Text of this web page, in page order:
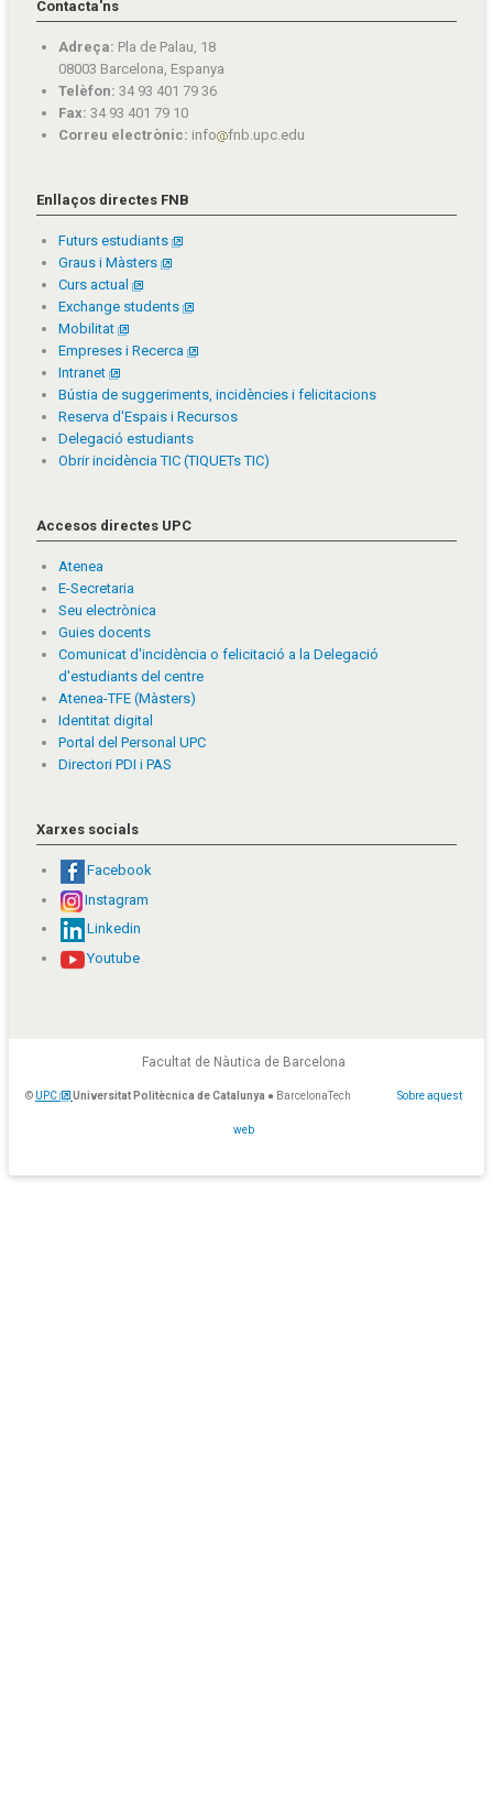
Contacta'ns
Adreça: Pla de Palau, 18
08003 Barcelona, Espanya
Telèfon: 34 93 401 79 36
Fax: 34 93 401 79 10
Correu electrònic: info fnb.upc.edu
Enllaços directes FNB
Futurs estudiants
Graus i Màsters
Curs actual
Exchange students
Mobilitat
Empreses i Recerca
Intranet
Bústia de suggeriments, incidències i felicitacions
Reserva d'Espais i Recursos
Delegació estudiants
Obrir incidència TIC (TIQUETs TIC)
Accesos directes UPC
Atenea
E-Secretaria
Seu electrònica
Guies docents
Comunicat d'incidència o felicitació a la Delegació
d'estudiants del centre
Atenea-TFE (Màsters)
Identitat digital
Portal del Personal UPC
Directori PDI i PAS
Xarxes socials
Facebook
Instagram
Linkedin
Youtube
Facultat de Nàutica de Barcelona
© UPC Universitat Politècnica de Catalunya ● BarcelonaTech Sobre aquest
web